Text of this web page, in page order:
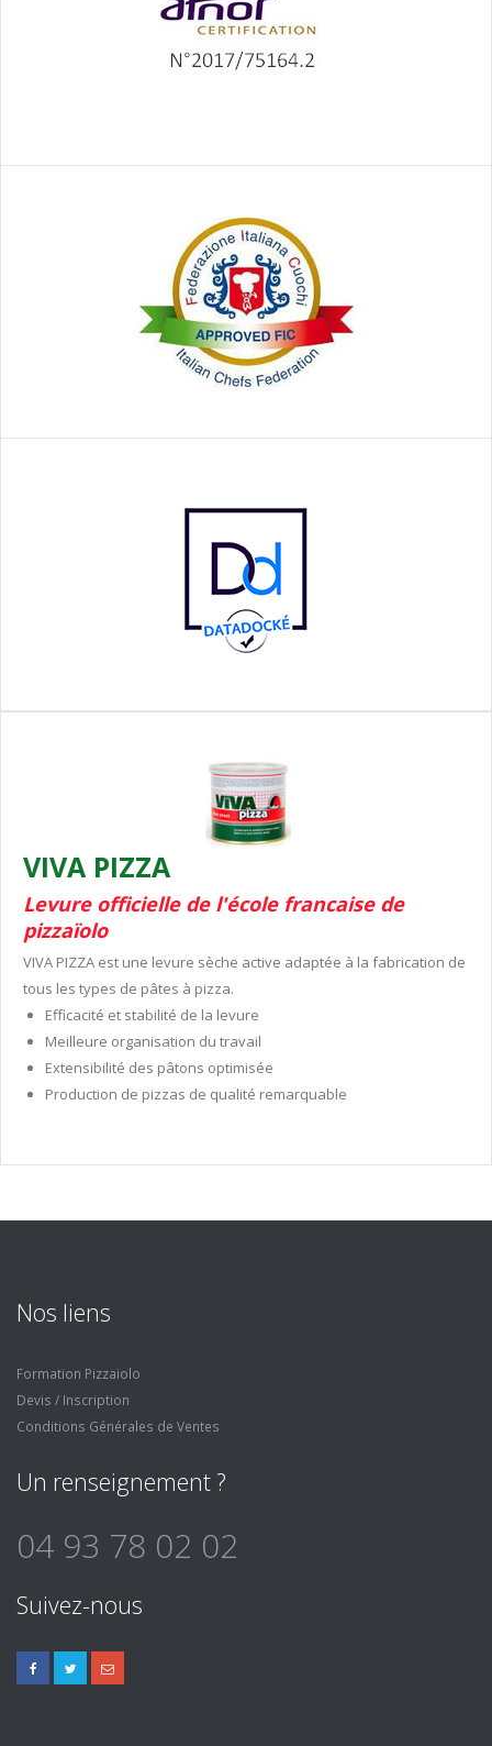
VIVA PIZZA
Levure officielle de l'école francaise de
pizzaïolo
VIVA PIZZA est une levure sèche active adaptée à la fabrication de
tous les types de pâtes à pizza.
Efficacité et stabilité de la levure
Meilleure organisation du travail
Extensibilité des pâtons optimisée
Production de pizzas de qualité remarquable
Nos liens
Formation Pizzaiolo
Devis / Inscription
Conditions Générales de Ventes
Un renseignement ?
04 93 78 02 02
Suivez-nous